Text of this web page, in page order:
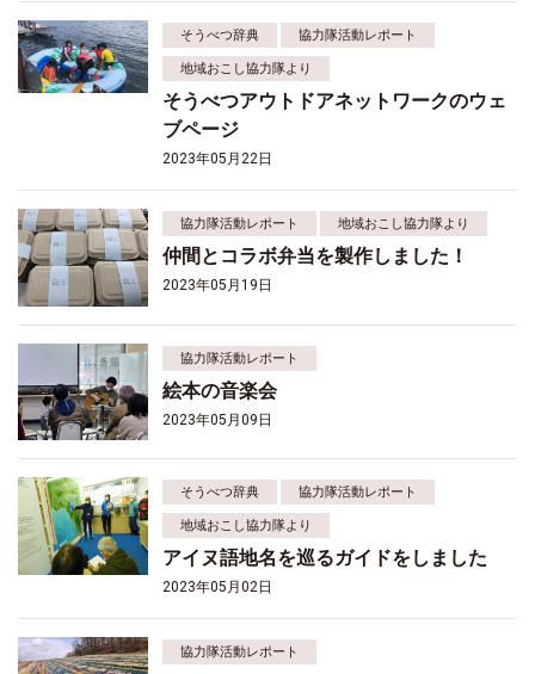
そうべつ辞典 協力隊活動レポート
地域おこし協力隊より
そうべつアウトドアネットワークのウェ
ブページ
2023年05月22日
協力隊活動レポート 地域おこし協力隊より
仲間とコラボ弁当を製作しました！
2023年05月19日
協力隊活動レポート
絵本の音楽会
2023年05月09日
そうべつ辞典 協力隊活動レポート
地域おこし協力隊より
アイヌ語地名を巡るガイドをしました
2023年05月02日
協力隊活動レポート